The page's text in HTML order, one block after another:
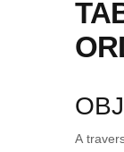
A